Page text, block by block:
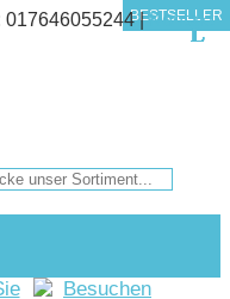
017646055244 |Kontakt
BESTSELLER
BESTSELLER
BESTSELLER
BESTSELLER
BESTSELLER